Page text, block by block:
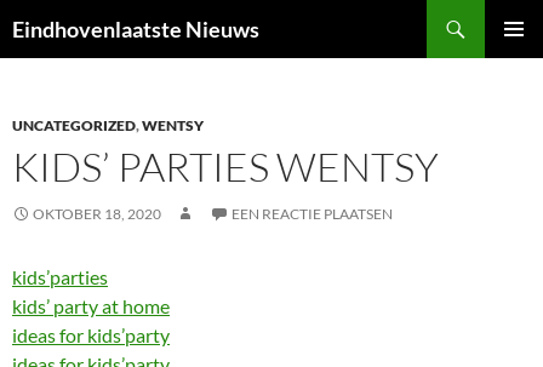
naar
Eindhovenlaatste Nieuws
UNCATEGORIZED,WENTSY
KIDS’ PARTIES WENTSY
OKTOBER 18, 2020 EEN REACTIE PLAATSEN
kids’parties
kids’ party at home
ideas for kids’party